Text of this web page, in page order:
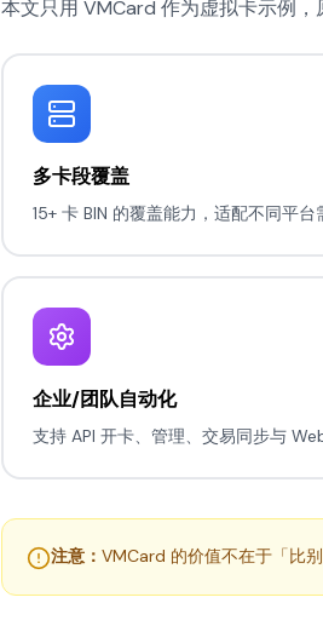
本文只用 VMCard 作为虚拟卡示例
多卡段覆盖
15+ 卡 BIN 的覆盖能力，适配不同平台
企业/团队自动化
支持 API 开卡、管理、交易同步与
注意： VMCard 的价值不在于「比